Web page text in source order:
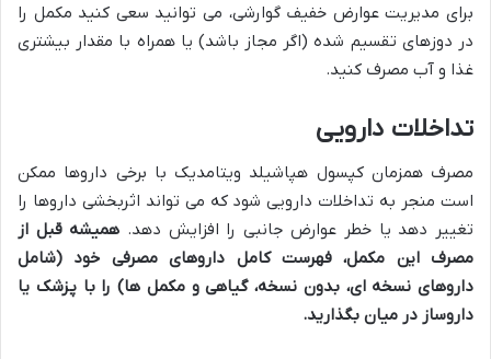
برای مدیریت عوارض خفیف گوارشی، می توانید سعی کنید مکمل را
در دوزهای تقسیم شده (اگر مجاز باشد) یا همراه با مقدار بیشتری
غذا و آب مصرف کنید.
تداخلات دارویی
مصرف همزمان کپسول هپاشیلد ویتامدیک با برخی داروها ممکن
است منجر به تداخلات دارویی شود که می تواند اثربخشی داروها را
تغییر دهد یا خطر عوارض جانبی را افزایش دهد. همیشه قبل از
مصرف این مکمل، فهرست کامل داروهای مصرفی خود (شامل
داروهای نسخه ای، بدون نسخه، گیاهی و مکمل ها) را با پزشک یا
داروساز در میان بگذارید.